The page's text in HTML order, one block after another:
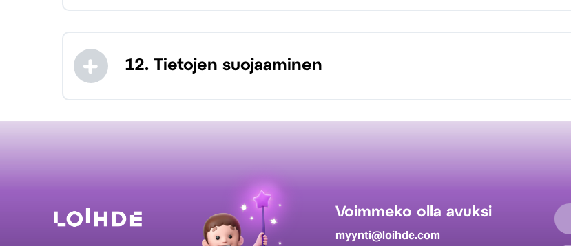
12. Tietojen suojaaminen
Voimmeko olla avuksi
myynti@loihde.com